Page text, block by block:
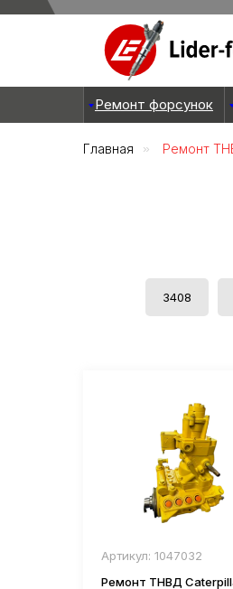
Ремонт форсунок
Главная » Ремонт
3408
Ремонт ТНВД
Артикул: 1047032